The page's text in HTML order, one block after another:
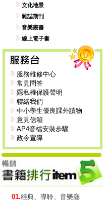
文化地景
雜誌期刊
音樂叢書
線上電子書
服務維修中心
常見問答
隱私權保護聲明
聯絡我們
中小學生優良課外讀物
意見信箱
AP4音檔安裝步驟
政令宣導
01.經典、導聆、音樂廳